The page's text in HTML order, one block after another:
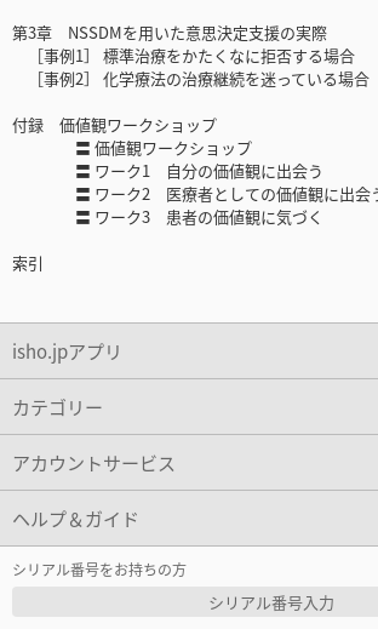
第3章 NSSDMを用いた意思決定支援の実際
［事例1］ 標準治療をかたくなに拒否する場合
［事例2］ 化学療法の治療継続を迷っている場合
付録 価値観ワークショップ
〓 価値観ワークショップ
〓 ワーク1 自分の価値観に出会う
〓 ワーク2 医療者としての価値観に出会
〓 ワーク3 患者の価値観に気づく
索引
isho.jpアプリ
カテゴリー
アカウントサービス
ヘルプ＆ガイド
シリアル番号をお持ちの方
シリアル番号入力